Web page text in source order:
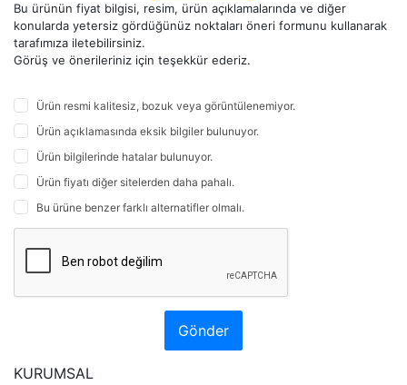
Bu ürünün fiyat bilgisi, resim, ürün açıklamalarında ve diğer
konularda yetersiz gördüğünüz noktaları öneri formunu kullanarak
tarafımıza iletebilirsiniz.
Görüş ve önerileriniz için teşekkür ederiz.
Ürün resmi kalitesiz, bozuk veya görüntülenemiyor.
Ürün açıklamasında eksik bilgiler bulunuyor.
Ürün bilgilerinde hatalar bulunuyor.
Ürün fiyatı diğer sitelerden daha pahalı.
Bu ürüne benzer farklı alternatifler olmalı.
Gönder
KURUMSAL